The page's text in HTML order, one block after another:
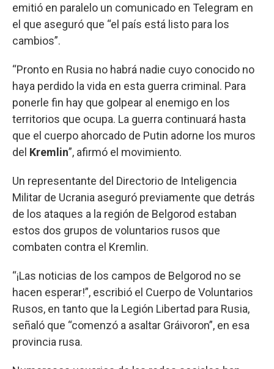
emitió en paralelo un comunicado en Telegram en
el que aseguró que “el país está listo para los
cambios”.
“Pronto en Rusia no habrá nadie cuyo conocido no
haya perdido la vida en esta guerra criminal. Para
ponerle fin hay que golpear al enemigo en los
territorios que ocupa. La guerra continuará hasta
que el cuerpo ahorcado de Putin adorne los muros
del Kremlin”, afirmó el movimiento.
Un representante del Directorio de Inteligencia
Militar de Ucrania aseguró previamente que detrás
de los ataques a la región de Belgorod estaban
estos dos grupos de voluntarios rusos que
combaten contra el Kremlin.
“¡Las noticias de los campos de Belgorod no se
hacen esperar!”, escribió el Cuerpo de Voluntarios
Rusos, en tanto que la Legión Libertad para Rusia,
señaló que “comenzó a asaltar Gráivoron”, en esa
provincia rusa.